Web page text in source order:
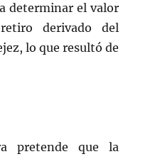
determinar el valor
derivado del
lo que resultó de
pretende que la